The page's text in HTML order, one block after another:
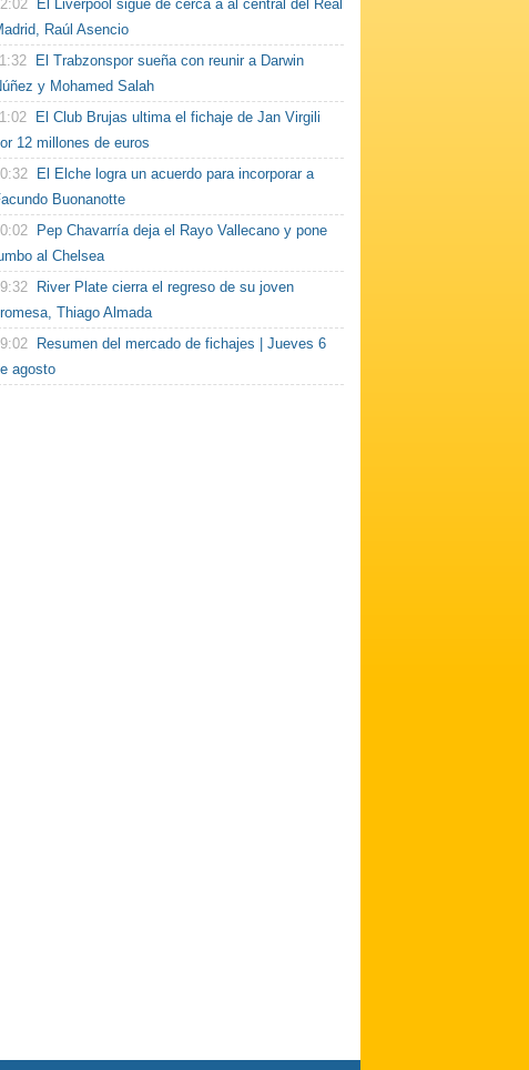
El Liverpool sigue de cerca a al central del Real
Raúl Asencio
El Trabzonspor sueña con reunir a Darwin
y Mohamed Salah
El Club Brujas ultima el fichaje de Jan Virgili
12 millones de euros
El Elche logra un acuerdo para incorporar a
Buonanotte
Pep Chavarría deja el Rayo Vallecano y pone
al Chelsea
River Plate cierra el regreso de su joven
Thiago Almada
Resumen del mercado de fichajes | Jueves 6
agosto